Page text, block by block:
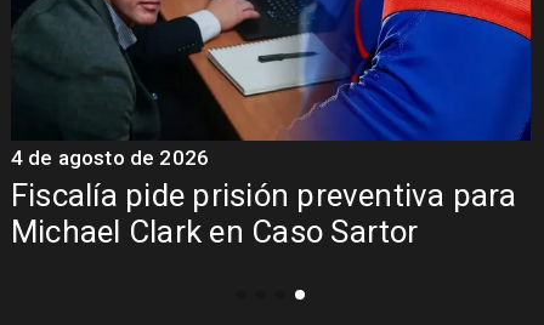
Fiscalía pide prisión preventiva para
Michael Clark en Caso Sartor
4 de agosto de 2026